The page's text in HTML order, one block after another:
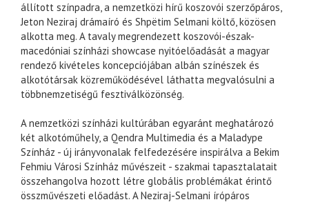
állított színpadra, a nemzetközi hírű koszovói szerzőpáros,
Jeton Neziraj drámaíró és Shpëtim Selmani költő, közösen
alkotta meg. A tavaly megrendezett koszovói-észak-
macedóniai színházi showcase nyitóelőadását a magyar
rendező kivételes koncepciójában albán színészek és
alkotótársak közreműködésével láthatta megvalósulni a
többnemzetiségű fesztiválközönség.
A nemzetközi színházi kultúrában egyaránt meghatározó
két alkotóműhely, a Qendra Multimedia és a Maladype
Színház - új irányvonalak felfedezésére inspirálva a Bekim
Fehmiu Városi Színház művészeit - szakmai tapasztalatait
összehangolva hozott létre globális problémákat érintő
összművészeti előadást. A Neziraj-Selmani írópáros